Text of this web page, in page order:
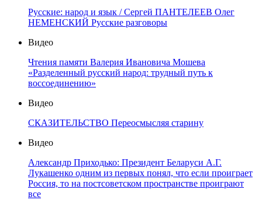
Русские: народ и язык / Сергей ПАНТЕЛЕЕВ Олег
НЕМЕНСКИЙ Русские разговоры
Видео
Чтения памяти Валерия Ивановича Мошева
«Разделенный русский народ: трудный путь к
воссоединению»
Видео
СКАЗИТЕЛЬСТВО Переосмысляя старину
Видео
Александр Приходько: Президент Беларуси А.Г.
Лукашенко одним из первых понял, что если проиграет
Россия, то на постсоветском пространстве проиграют
все